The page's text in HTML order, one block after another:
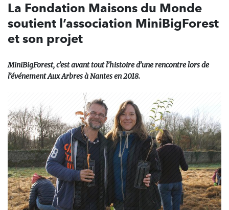
La Fondation Maisons du Monde
soutient l’association MiniBigForest
et son projet
MiniBigForest, c’est avant tout l’histoire d’une rencontre lors de
l’événement Aux Arbres à Nantes en 2018.